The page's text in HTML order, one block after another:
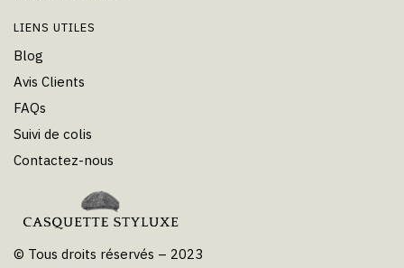
LIENS UTILES
Blog
Avis Clients
FAQs
Suivi de colis
Contactez-nous
© Tous droits réservés – 2023